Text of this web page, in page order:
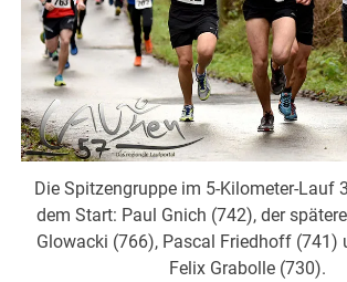
Die Spitzengruppe im 5-Kilometer-Lauf
dem Start: Paul Gnich (742), der
Glowacki (766), Pascal Friedhoff (741)
Felix Grabolle (730).